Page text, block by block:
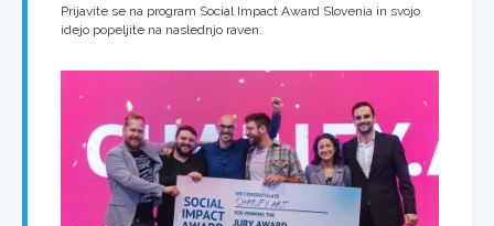
Prijavite se na program Social Impact Award Slovenia in svojo
idejo popeljite na naslednjo raven.